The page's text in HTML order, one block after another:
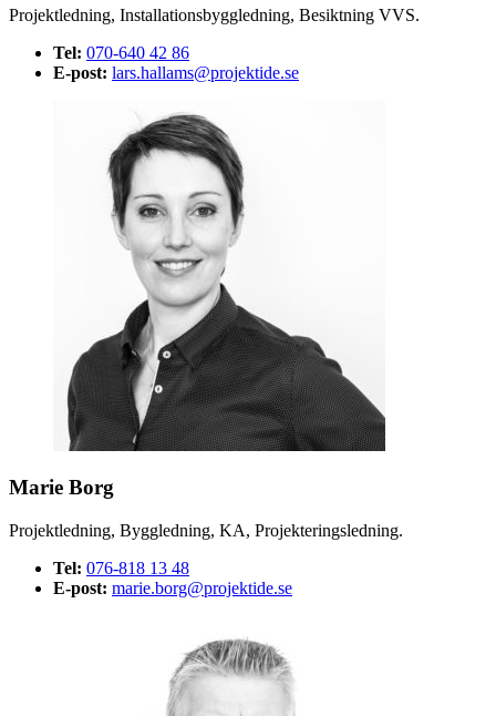
Projektledning, Installationsbyggledning, Besiktning VVS.
Tel: 070-640 42 86
E-post: lars.hallams@projektide.se
Marie Borg
Projektledning, Byggledning, KA, Projekteringsledning.
Tel: 076-818 13 48
E-post: marie.borg@projektide.se